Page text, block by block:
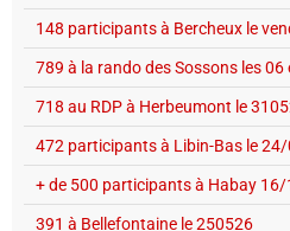
148 participants à Bercheux le
789 à la rando des Sossons les
718 au RDP à Herbeumont le
472 participants à Libin-Bas le
+ de 500 participants à Habay
391 à Bellefontaine le 250526